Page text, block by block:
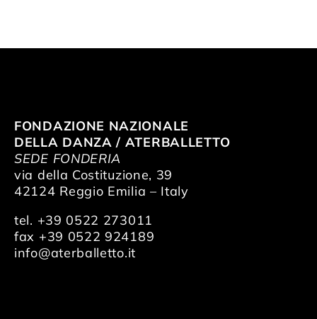
FONDAZIONE NAZIONALE
DELLA DANZA / ATERBALLETTO
SEDE FONDERIA
via della Costituzione, 39
42124 Reggio Emilia – Italy
tel. +39 0522 273011
fax +39 0522 924189
info@aterballetto.it